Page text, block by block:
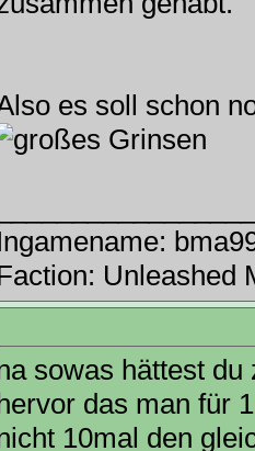
es soll schon
Unleashed
sowas hättest du
das man für
10mal den